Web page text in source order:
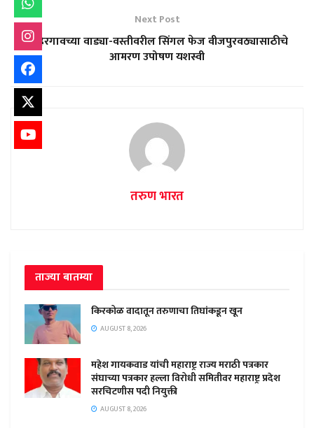
Next Post
कन्हेरगावच्या वाड्या-वस्तीवरील सिंगल फेज वीजपुरवठ्यासाठीचे
आमरण उपोषण यशस्वी
तरुण भारत
ताज्या बातम्या
किरकोळ वादातून तरुणाचा तिघांकडून खून
AUGUST 8, 2026
महेश गायकवाड यांची महाराष्ट्र राज्य मराठी पत्रकार
संघाच्या पत्रकार हल्ला विरोधी समितीवर महाराष्ट्र प्रदेश
सरचिटणीस पदी नियुक्ती
AUGUST 8, 2026